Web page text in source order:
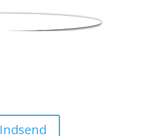
Indsend